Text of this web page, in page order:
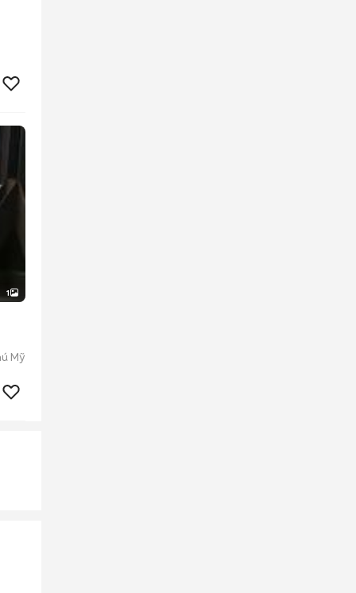
1
Mỹ